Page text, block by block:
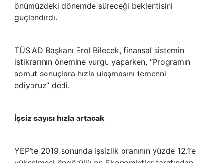
önümüzdeki dönemde süreceği beklentisini
güçlendirdi.
TÜSİAD Başkanı Erol Bilecek, finansal sistemin
istikrarının önemine vurgu yaparken, “Programın
somut sonuçlara hızla ulaşmasını temenni
ediyoruz” dedi.
İşsiz sayısı hızla artacak
YEP’te 2019 sonunda işsizlik oranının yüzde 12.1’e